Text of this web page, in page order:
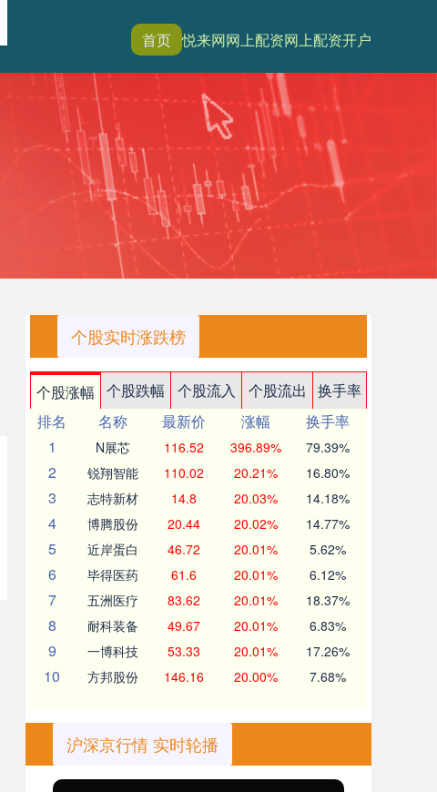
首页 悦来网网上配资网上配资开户
个股实时涨跌榜
个股涨幅 个股跌幅 个股流入 个股流出
换手率
排名
名称 最新价 涨幅
换手率
1
N展芯 116.52 396.89% 79.39%
2 锐翔智能 110.02 20.21% 16.80%
3 志特新材 14.8 20.03% 14.18%
4 博腾股份 20.44 20.02% 14.77%
5 近岸蛋白 46.72 20.01% 5.62%
6 毕得医药 61.6 20.01% 6.12%
7 五洲医疗 83.62 20.01% 18.37%
8 耐科装备 49.67 20.01% 6.83%
9 一博科技 53.33 20.01% 17.26%
10 方邦股份 146.16 20.00% 7.68%
沪深京行情 实时轮播